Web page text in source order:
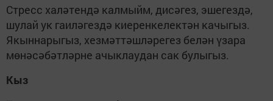
Стресс халәтендә калмыйм, дисәгез, эшегездә,
шулай ук гаиләгездә киеренкелектән качыгыз.
Якыннарыгыз, хезмәттәшләрегез белән үзара
мөнәсәбәтләрне ачыклаудан сак булыгыз.
Кыз